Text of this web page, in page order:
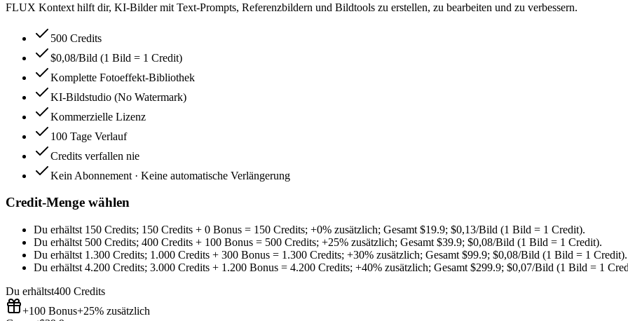
FLUX Kontext hilft dir, KI-Bilder mit Text-Prompts, Referenzbildern und Bildtools zu erstellen, zu bearbeiten und zu verbessern.
500 Credits
$0,08/Bild (1 Bild = 1 Credit)
Komplette Fotoeffekt-Bibliothek
KI-Bildstudio (No Watermark)
Kommerzielle Lizenz
100 Tage Verlauf
Credits verfallen nie
Kein Abonnement · Keine automatische Verlängerung
Credit-Menge wählen
Du erhältst 150 Credits; 150 Credits + 0 Bonus = 150 Credits; +0% zusätzlich; Gesamt $19.9; $0,13/Bild (1 Bild = 1 Credit).
Du erhältst 500 Credits; 400 Credits + 100 Bonus = 500 Credits; +25% zusätzlich; Gesamt $39.9; $0,08/Bild (1 Bild = 1 Credit).
Du erhältst 1.300 Credits; 1.000 Credits + 300 Bonus = 1.300 Credits; +30% zusätzlich; Gesamt $99.9; $0,08/Bild (1 Bild = 1 Credit).
Du erhältst 4.200 Credits; 3.000 Credits + 1.200 Bonus = 4.200 Credits; +40% zusätzlich; Gesamt $299.9; $0,07/Bild (1 Bild = 1
Du erhältst400 Credits
+100 Bonus+25% zusätzlich